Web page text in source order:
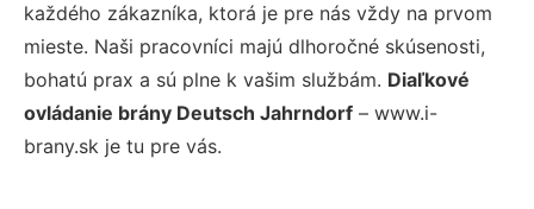
každého zákazníka, ktorá je pre nás vždy na prvom
mieste. Naši pracovníci majú dlhoročné skúsenosti,
bohatú prax a sú plne k vašim službám. Diaľkové
ovládanie brány Deutsch Jahrndorf – www.i-
brany.sk je tu pre vás.